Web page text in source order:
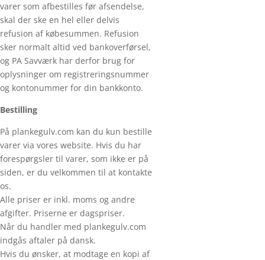
varer som afbestilles før afsendelse,
skal der ske en hel eller delvis
refusion af købesummen. Refusion
sker normalt altid ved bankoverførsel,
og PA Savværk har derfor brug for
oplysninger om registreringsnummer
og kontonummer for din bankkonto.
Bestilling
På plankegulv.com kan du kun bestille
varer via vores website. Hvis du har
forespørgsler til varer, som ikke er på
siden, er du velkommen til at kontakte
os.
Alle priser er inkl. moms og andre
afgifter. Priserne er dagspriser.
Når du handler med plankegulv.com
indgås aftaler på dansk.
Hvis du ønsker, at modtage en kopi af